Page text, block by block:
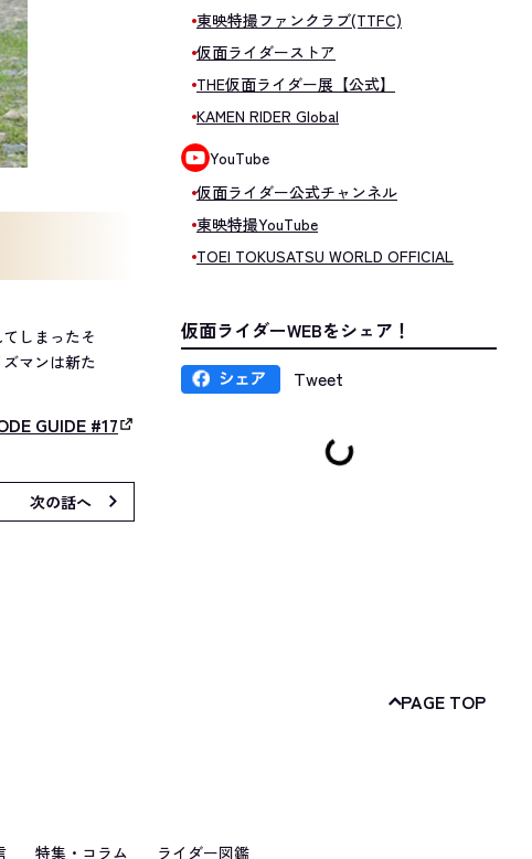
しまったそ
マンは新た
GUIDE #17
次の話へ
東映特撮ファンクラブ(TTFC)
仮面ライダーストア
THE仮面ライダー展【公式】
KAMEN RIDER Global
YouTube
仮面ライダー公式チャンネル
東映特撮YouTube
TOEI TOKUSATSU WORLD OFFICIAL
仮面ライダーWEBをシェア！
Tweet
PAGE TOP
特集・コラム ライダー図鑑